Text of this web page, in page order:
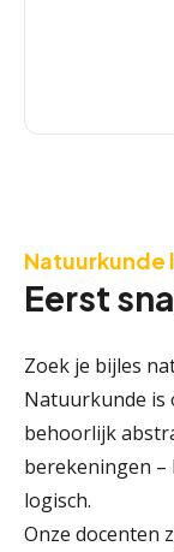
Natuurkunde
Eerst
Zoek je bijles
Natuurkunde is
behoorlijk
berekeningen –
logisch.
Onze docenten